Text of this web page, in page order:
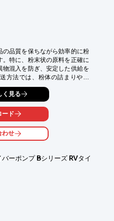
品質を保ちながら効率的に粉
特に、粉末状の原料を正確に
物混入を防ぎ、安定した供給を
方法では、粉体の詰まりや付
ました。当社の簡易式粉体搬
これらの課題を解決します。
填工程
を改善
定供給を実現
く見る
ード
わせ
バーポンプ Bシリーズ RVタイ